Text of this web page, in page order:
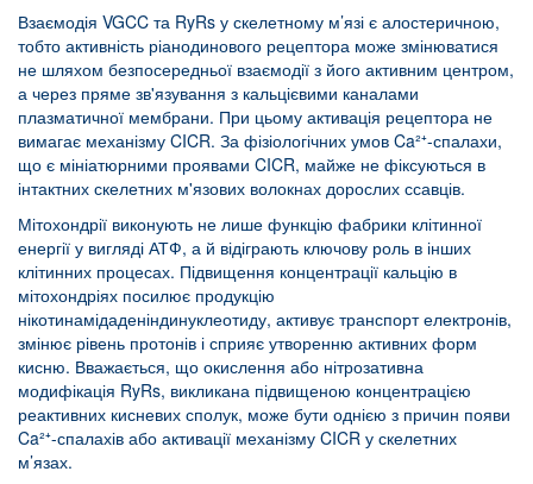
Взаємодія VGCC та RyRs у скелетному м’язі є алостеричною,
тобто активність ріанодинового рецептора може змінюватися
не шляхом безпосередньої взаємодії з його активним центром,
а через пряме зв'язування з кальцієвими каналами
плазматичної мембрани. При цьому активація рецептора не
вимагає механізму CICR. За фізіологічних умов Ca²⁺-спалахи,
що є мініатюрними проявами CICR, майже не фіксуються в
інтактних скелетних м'язових волокнах дорослих ссавців.
Мітохондрії виконують не лише функцію фабрики клітинної
енергії у вигляді АТФ, а й відіграють ключову роль в інших
клітинних процесах. Підвищення концентрації кальцію в
мітохондріях посилює продукцію
нікотинамідаденіндинуклеотиду, активує транспорт електронів,
змінює рівень протонів і сприяє утворенню активних форм
кисню. Вважається, що окислення або нітрозативна
модифікація RyRs, викликана підвищеною концентрацією
реактивних кисневих сполук, може бути однією з причин появи
Ca²⁺-спалахів або активації механізму CICR у скелетних
м’язах.